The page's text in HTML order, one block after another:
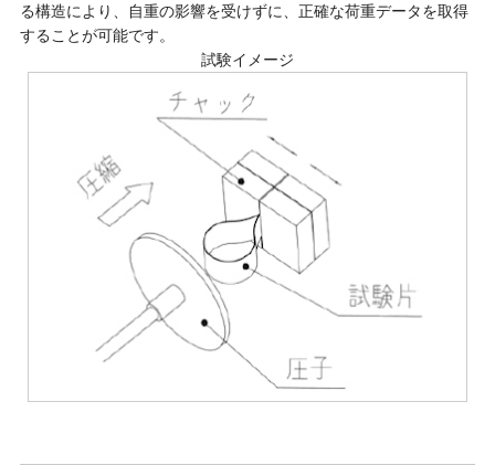
る構造により、自重の影響を受けずに、正確な荷重データを取得
することが可能です。
試験イメージ